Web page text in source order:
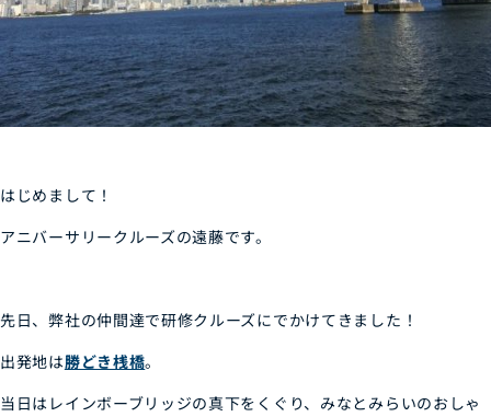
はじめまして！
アニバーサリークルーズの遠藤です。
先日、弊社の仲間達で研修クルーズにでかけてきました！
出発地は勝どき桟橋。
当日はレインボーブリッジの真下をくぐり、みなとみらいのおしゃ